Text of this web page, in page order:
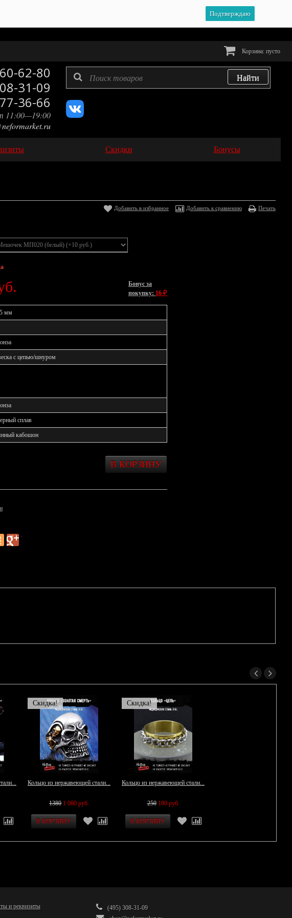
Подтверждаю
Корзина: пусто
60-62-80
31-09
36-66
Скидки Бонусы
Добавить в избранное Добавить к сравнению Печать
Бонус за
покупку: 16 ₽
мм
с цепью/шнуром
сплав
кабошон
Скидка!
Кольцо из нержавеющей стали...
1380 1 060 руб.
Скидка!
Кольцо из нержавеющей стали...
250 180 руб.
и реквизиты
(495) 308-31-09